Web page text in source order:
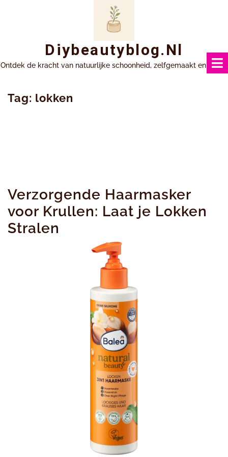
Diybeautyblog.nl
Ontdek de kracht van natuurlijke schoonheid, zelfgemaakt en uniek.
Tag: lokken
Verzorgende Haarmasker
voor Krullen: Laat je Lokken
Stralen